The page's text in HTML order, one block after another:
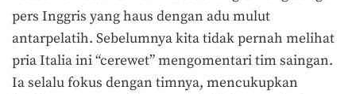
pers Inggris yang haus dengan adu mulut
antarpelatih. Sebelumnya kita tidak pernah melihat
pria Italia ini “cerewet” mengomentari tim saingan.
Ia selalu fokus dengan timnya, mencukupkan